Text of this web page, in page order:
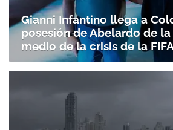
Gracias por suscribirte a
Gianni Infantino llega a
posesión de Abelardo de
medio de la crisis de la